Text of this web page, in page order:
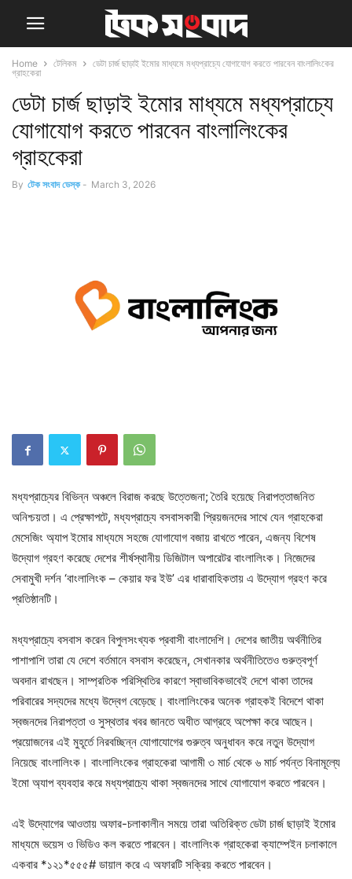
Home টেলিকম
ডেটা চার্জ ছাড়াই ইমোর মাধ্যমে মধ্যপ্রাচ্যে যোগাযোগ করতে পারবেন বাংলালিংকের
গ্রাহকেরা
ডেটা চার্জ ছাড়াই ইমোর মাধ্যমে মধ্যপ্রাচ্যে
যোগাযোগ করতে পারবেন বাংলালিংকের
গ্রাহকেরা
By টেক সংবাদ ডেস্ক - March 3, 2026
মধ্যপ্রাচ্যের বিভিন্ন অঞ্চলে বিরাজ করছে উত্তেজনা; তৈরি হয়েছে নিরাপত্তাজনিত
অনিশ্চয়তা। এ প্রেক্ষাপটে, মধ্যপ্রাচ্যে বসবাসকারী প্রিয়জনদের সাথে যেন গ্রাহকেরা
মেসেজিং অ্যাপ ইমোর মাধ্যমে সহজে যোগাযোগ বজায় রাখতে পারেন, এজন্য বিশেষ
উদ্যোগ গ্রহণ করেছে দেশের শীর্ষস্থানীয় ডিজিটাল অপারেটর বাংলালিংক। নিজেদের
সেবামুখী দর্শন ‘বাংলালিংক – কেয়ার ফর ইউ’ এর ধারাবাহিকতায় এ উদ্যোগ গ্রহণ করে
প্রতিষ্ঠানটি।
মধ্যপ্রাচ্যে বসবাস করেন বিপুলসংখ্যক প্রবাসী বাংলাদেশি। দেশের জাতীয় অর্থনীতির
পাশাপাশি তারা যে দেশে বর্তমানে বসবাস করেছেন, সেখানকার অর্থনীতিতেও গুরুত্বপূর্ণ
অবদান রাখছেন। সাম্প্রতিক পরিস্থিতির কারণে স্বাভাবিকভাবেই দেশে থাকা তাদের
পরিবারের সদ্যদের মধ্যে উদ্বেগ বেড়েছে। বাংলালিংকের অনেক গ্রাহকই বিদেশে থাকা
স্বজনদের নিরাপত্তা ও সুস্থতার খবর জানতে অধীত আগ্রহে অপেক্ষা করে আছেন।
প্রয়োজনের এই মুহূর্তে নিরবচ্ছিন্ন যোগাযোগের গুরুত্ব অনুধাবন করে নতুন উদ্যোগ
নিয়েছে বাংলালিংক। বাংলালিংকের গ্রাহকেরা আগামী ৩ মার্চ থেকে ৬ মার্চ পর্যন্ত বিনামূল্যে
ইমো অ্যাপ ব্যবহার করে মধ্যপ্রাচ্যে থাকা স্বজনদের সাথে যোগাযোগ করতে পারবেন।
এই উদ্যোগের আওতায় অফার-চলাকালীন সময়ে তারা অতিরিক্ত ডেটা চার্জ ছাড়াই ইমোর
মাধ্যমে ভয়েস ও ভিডিও কল করতে পারবেন। বাংলালিংক গ্রাহকেরা ক্যাম্পেইন চলাকালে
একবার *১২১*৫৫৫# ডায়াল করে এ অফারটি সক্রিয় করতে পারবেন।